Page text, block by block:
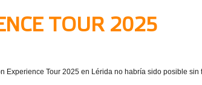
TOUR 2025
Experience Tour 2025 en Lérida no habría sido posible sin